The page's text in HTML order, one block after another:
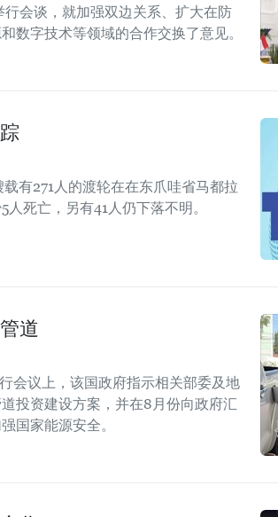
会谈，就加强双边关系、扩大在防
数字技术等领域的合作交换了意见。
有271人的渡轮在在东爪哇省马都拉
死亡，另有41人仍下落不明。
道
会议上，该国政府指示相关部委及地
投资建设方案，并在8月份向政府汇
国家能源安全。